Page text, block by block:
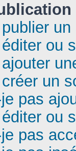
ou
un
pas
ou
pas